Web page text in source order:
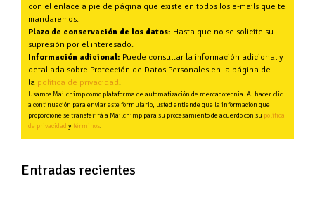
con el enlace a pie de página que existe en todos los e-mails que te
mandaremos.
Plazo de conservación de los datos: Hasta que no se solicite su
supresión por el interesado.
Información adicional: Puede consultar la información adicional y
detallada sobre Protección de Datos Personales en la página de
la política de privacidad.
Usamos Mailchimp como plataforma de automatización de mercadotecnia. Al hacer clic
a continuación para enviar este formulario, usted entiende que la información que
proporcione se transferirá a Mailchimp para su procesamiento de acuerdo con su política
de privacidad ytérminos.
Entradas recientes